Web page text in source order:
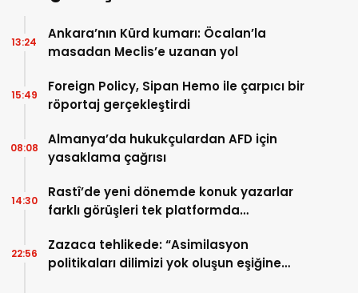
Ankara’nın Kürd kumarı: Öcalan’la
masadan Meclis’e uzanan yol
13:24
Foreign Policy, Sipan Hemo ile çarpıcı bir
röportaj gerçekleştirdi
15:49
Almanya’da hukukçulardan AFD için
yasaklama çağrısı
08:08
Rastî’de yeni dönemde konuk yazarlar
farklı görüşleri tek platformda
14:30
Zazaca tehlikede: “Asimilasyon
politikaları dilimizi yok oluşun eşiğine
22:56